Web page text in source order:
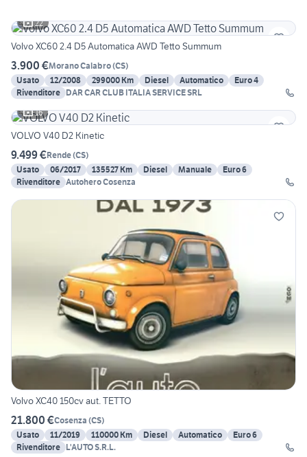
22
Volvo XC60 2.4 D5 Automatica AWD Tetto Summum
3.900 €Morano Calabro(CS)
Usato
12/2008 299000 Km Diesel Automatico
Euro 4
Rivenditore DAR CAR CLUB ITALIA SERVICE SRL
16
VOLVO V40 D2 Kinetic
9.499 €Rende(CS)
Usato
06/2017 135527 Km Diesel Manuale
Euro 6
Rivenditore Autohero Cosenza
Volvo XC40 150cv aut. TETTO
21.800 €Cosenza (CS)
Usato
11/2019 110000 Km Diesel Automatico
Euro 6
Rivenditore L'AUTO S.R.L.